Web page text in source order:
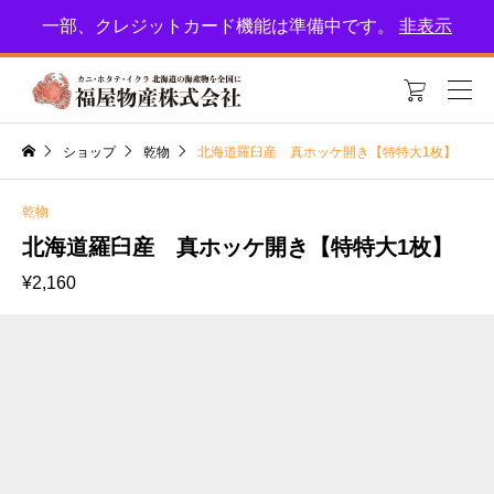
北海道恵庭市の福屋物産！新鮮な海産物をお届けします。特集をお楽しみに
🎵

ショップ 乾物 北海道羅臼産 真ホッケ開き【特特大1枚】
乾物
北海道羅臼産 真ホッケ開き【特特大1枚】
¥2,160
一部、クレジットカード機能は準備中です。 非表示